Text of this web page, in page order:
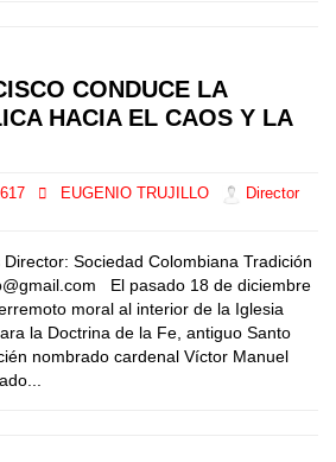
CONDUCE LA
HACIA EL CAOS Y LA
EUGENIO TRUJILLO
Director
Sociedad Colombiana Tradición
El pasado 18 de diciembre
moral al interior de la Iglesia
la Doctrina de la Fe, antiguo Santo
nombrado cardenal Víctor Manuel